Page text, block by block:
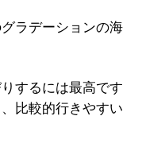
ラデーションの海
するには最高です
比較的行きやすい